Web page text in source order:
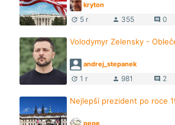
kryton
update 5 r person 355 comment 0
Volodymyr Zelensky -
andrej_stepanek
update 1 r person 981 comment 2
Nejlepší prezident po roce